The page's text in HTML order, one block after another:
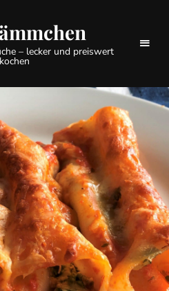
– lecker und preiswert
kochen